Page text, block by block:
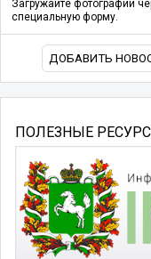
Загружайте фотографии
специальную форму.
ДОБАВИТЬ
ПОЛЕЗНЫЕ